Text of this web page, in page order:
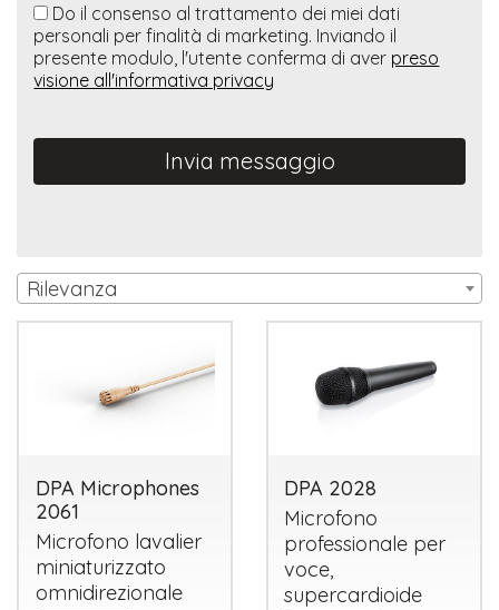
Do il consenso al trattamento dei miei dati
personali per finalità di marketing. Inviando il
presente modulo, l'utente conferma di aver preso
visione all'informativa privacy
Invia messaggio
Rilevanza
DPA Microphones
2061
Microfono lavalier
miniaturizzato
omnidirezionale
DPA 2028
Microfono
professionale per
voce,
supercardioide